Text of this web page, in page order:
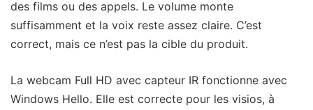
des films ou des appels. Le volume monte
suffisamment et la voix reste assez claire. C’est
correct, mais ce n’est pas la cible du produit.
La webcam Full HD avec capteur IR fonctionne avec
Windows Hello. Elle est correcte pour les visios, à